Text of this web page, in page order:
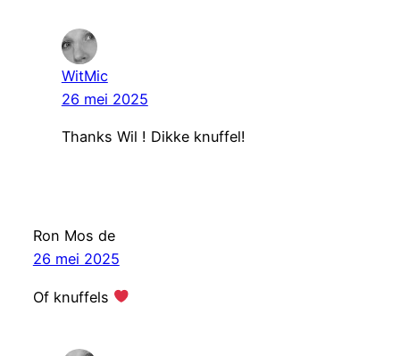
WitMic
26 mei 2025
Thanks Wil ! Dikke knuffel!
Ron Mos de
26 mei 2025
Of knuffels